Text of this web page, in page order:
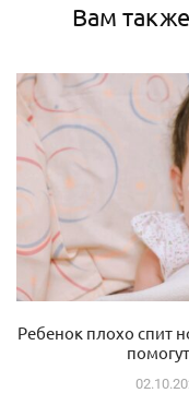
Вам
Ребенок плохо спит